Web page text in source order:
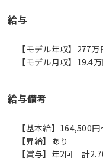
給与
【モデル年収】277
【モデル月収】19.4
給与備考
【基本給】164,500
【昇給】あり
【賞与】年2回 計